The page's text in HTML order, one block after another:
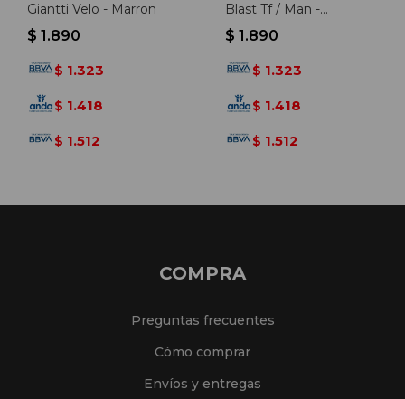
Giantti Velo - Marron
$ 1.890
$ 1.323
$ 1.418
$ 1.512
Blast Tf / Man -
Turquesa
$ 1.890
$ 1.323
$ 1.418
$ 1.512
COMPRA
Preguntas frecuentes
Cómo comprar
Envíos y entregas